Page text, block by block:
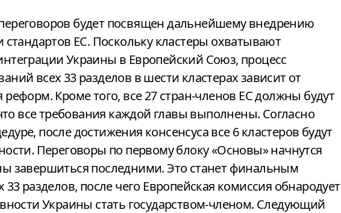
будет посвящен дальнейшему внедрению
стандартов ЕС. Поскольку кластеры охватывают
Украины в Европейский Союз, процесс
всех 33 разделов в шести кластерах зависит от
Кроме того, все 27 стран-членов ЕС должны будут
все требования каждой главы выполнены. Согласно
после достижения консенсуса все 6 кластеров будут
Переговоры по первому блоку «Основы» начнутся
завершиться последними. Это станет финальным
33 разделов, после чего Европейская комиссия обнародует
Украины стать государством-членом. Следующий